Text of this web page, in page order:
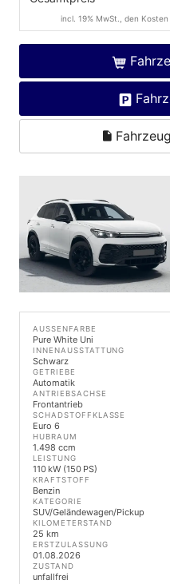
incl. 19% MwSt., den
AUSSENFARBE
Pure White Uni
INNENAUSSTATTUNG
Schwarz
GETRIEBE
Automatik
ANTRIEBSACHSE
Frontantrieb
SCHADSTOFFKLASSE
Euro 6
HUBRAUM
1.498 ccm
LEISTUNG
110 kW (150 PS)
KRAFTSTOFF
Benzin
KATEGORIE
SUV/Geländewagen/Pickup
KILOMETERSTAND
25 km
ERSTZULASSUNG
01.08.2026
ZUSTAND
unfallfrei